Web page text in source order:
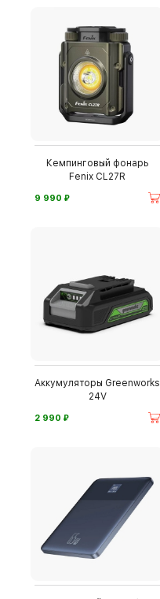
Кемпинговый фонарь
Fenix CL27R
9 990 ⃏
Аккумуляторы Greenworks
24V
2 990 ⃏